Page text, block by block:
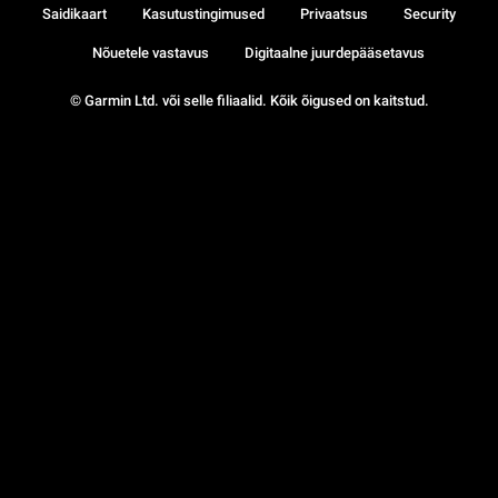
© Garmin Ltd. või selle filiaalid. Kõik õigused on kaitstud.
Saidikaart Kasutustingimused Privaatsus Security
Nõuetele vastavus Digitaalne juurdepääsetavus